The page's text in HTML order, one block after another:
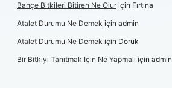
Bahçe Bitkileri Bitiren Ne Oluriçin Fırtına
Atalet Durumu Ne Demek için admin
Atalet Durumu Ne Demek için Doruk
Bir Bitkiyi Tanıtmak Için Ne Yapmalı için admin